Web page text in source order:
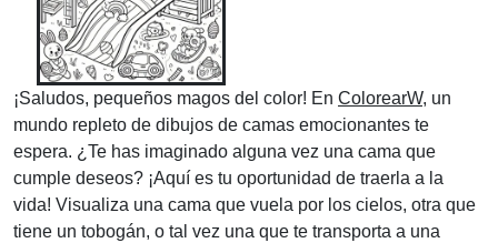
¡Saludos, pequeños magos del color! En ColorearW, un
mundo repleto de dibujos de camas emocionantes te
espera. ¿Te has imaginado alguna vez una cama que
cumple deseos? ¡Aquí es tu oportunidad de traerla a la
vida! Visualiza una cama que vuela por los cielos, otra que
tiene un tobogán, o tal vez una que te transporta a una